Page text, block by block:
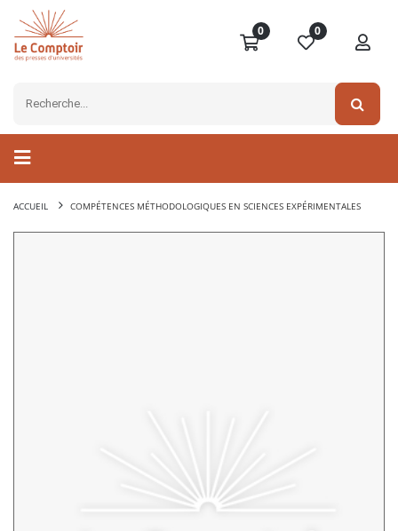
0 0
ACCUEIL COMPÉTENCES MÉTHODOLOGIQUES EN SCIENCES EXPÉRIMENTALES